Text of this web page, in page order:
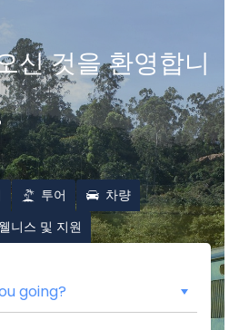
신 것을 환영합니
투어
차량
니스 및 지원